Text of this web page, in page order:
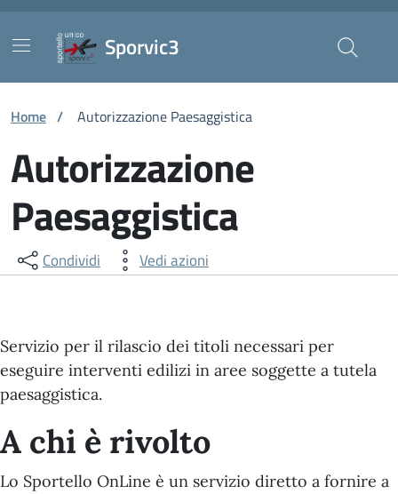
Sporvic3
Home / Autorizzazione Paesaggistica
Autorizzazione
Paesaggistica
Condividi Vedi azioni
Servizio per il rilascio dei titoli necessari per
eseguire interventi edilizi in aree soggette a tutela
paesaggistica.
A chi è rivolto
Lo Sportello OnLine è un servizio diretto a fornire a